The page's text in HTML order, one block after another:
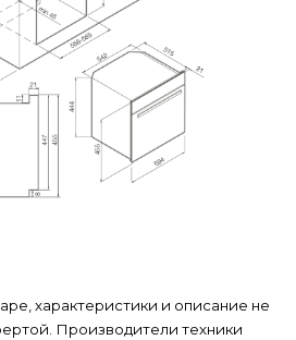
характеристики и описание не
Производители техники